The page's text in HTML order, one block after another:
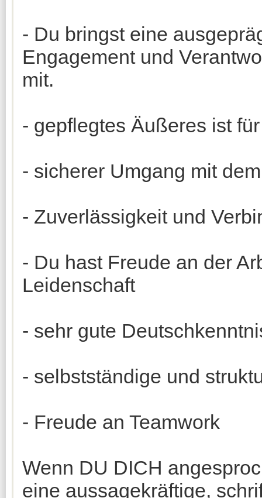
- Du bringst eine
Engagement und
mit.
- gepflegtes Äußeres ist
- sicherer Umgang mit
- Zuverlässigkeit und
- Du hast Freude an der
Leidenschaft
- sehr gute
- selbstständige und
- Freude an Teamwork
Wenn DU DICH
eine aussagekräftige,